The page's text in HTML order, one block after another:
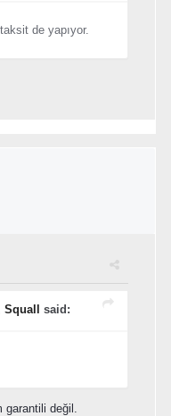
de yapıyor.
Squall said:
değil.